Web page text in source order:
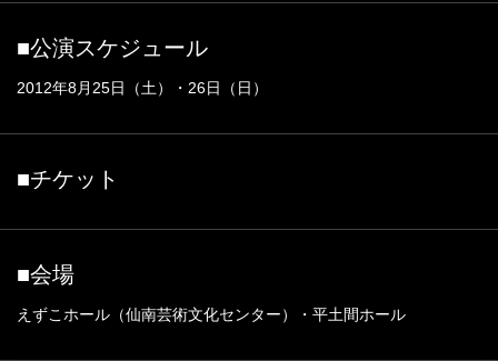
■公演スケジュール
2012年8月25日（土）・26日（日）
■チケット
■会場
えずこホール（仙南芸術文化センター）・平土間ホール